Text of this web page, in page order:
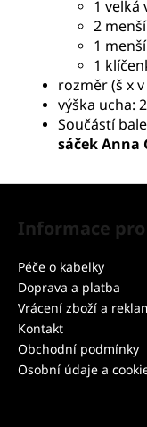
1 velká
2
1
1
rozměr (š x v
výška ucha:
Součástí
sáček Anna
Z
Informace pro
Péče o kabelky
Doprava a platba
Vrácení zboží a
Kontakt
Obchodní podmínky
Osobní údaje a